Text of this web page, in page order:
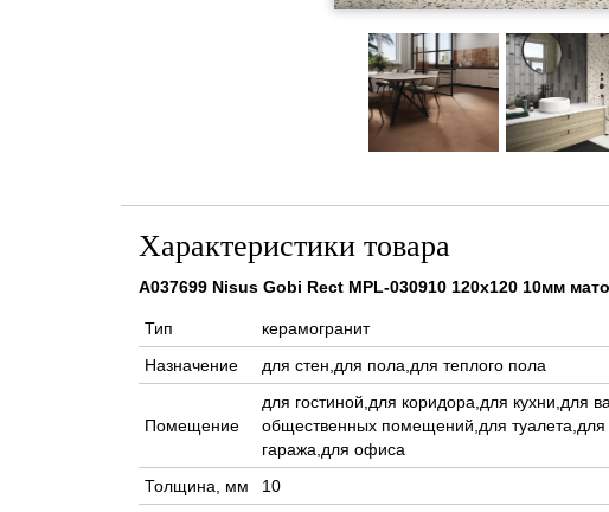
Характеристики товара
A037699 Nisus Gobi Rect MPL-030910 120x120 10мм
Тип
керамогранит
Назначение
для стен,для пола,для теплого пола
Помещение
для гостиной,для коридора,для кухни,для
общественных помещений,для туалета,для
гаража,для офиса
Толщина, мм
10